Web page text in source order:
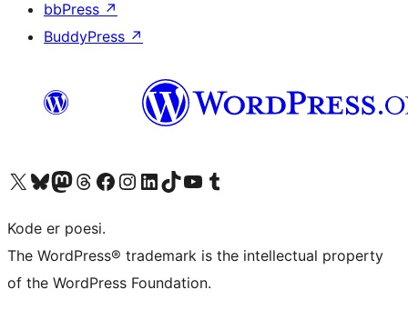
bbPress ↗
BuddyPress ↗
Besøk vår konto på X Visit our Bluesky account
Besøk vår Mastodon-konto
Visit our Threads account
Besøk vår Facebook-sideBesøk vår Instagram-konto
Besøk vår LinkedIn-konto
Visit our TikTok account
Visit our YouTube channel
Visit our Tumblr account
Kode er poesi.
The WordPress® trademark is the intellectual property
of the WordPress Foundation.